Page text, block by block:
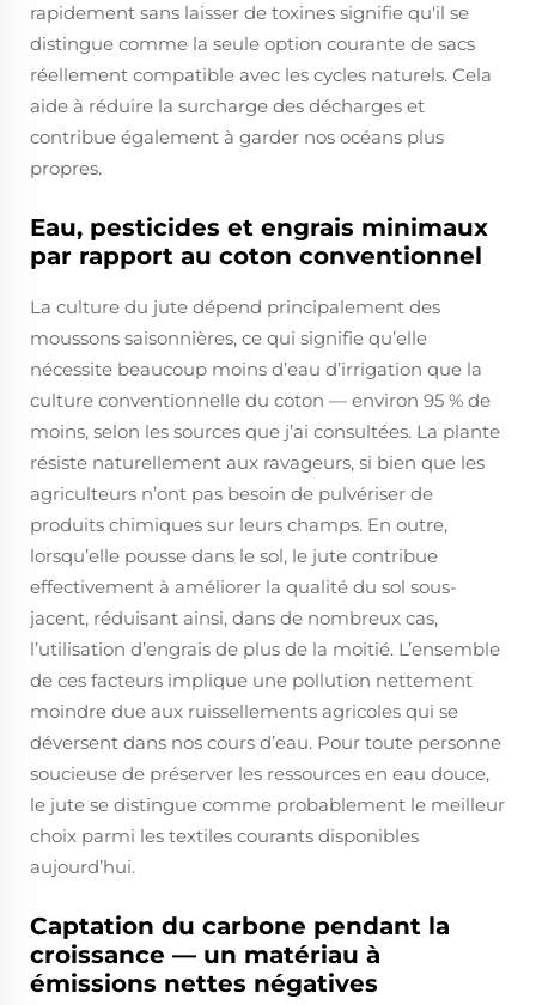
rapidement sans laisser de toxines signifie qu'il se
distingue comme la seule option courante de sacs
réellement compatible avec les cycles naturels. Cela
aide à réduire la surcharge des décharges et
contribue également à garder nos océans plus
propres.
Eau, pesticides et engrais minimaux
par rapport au coton conventionnel
La culture du jute dépend principalement des
moussons saisonnières, ce qui signifie qu’elle
nécessite beaucoup moins d’eau d’irrigation que la
culture conventionnelle du coton — environ 95 % de
moins, selon les sources que j’ai consultées. La plante
résiste naturellement aux ravageurs, si bien que les
agriculteurs n’ont pas besoin de pulvériser de
produits chimiques sur leurs champs. En outre,
lorsqu’elle pousse dans le sol, le jute contribue
effectivement à améliorer la qualité du sol sous-
jacent, réduisant ainsi, dans de nombreux cas,
l’utilisation d’engrais de plus de la moitié. L’ensemble
de ces facteurs implique une pollution nettement
moindre due aux ruissellements agricoles qui se
déversent dans nos cours d’eau. Pour toute personne
soucieuse de préserver les ressources en eau douce,
le jute se distingue comme probablement le meilleur
choix parmi les textiles courants disponibles
aujourd’hui.
Captation du carbone pendant la
croissance — un matériau à
émissions nettes négatives